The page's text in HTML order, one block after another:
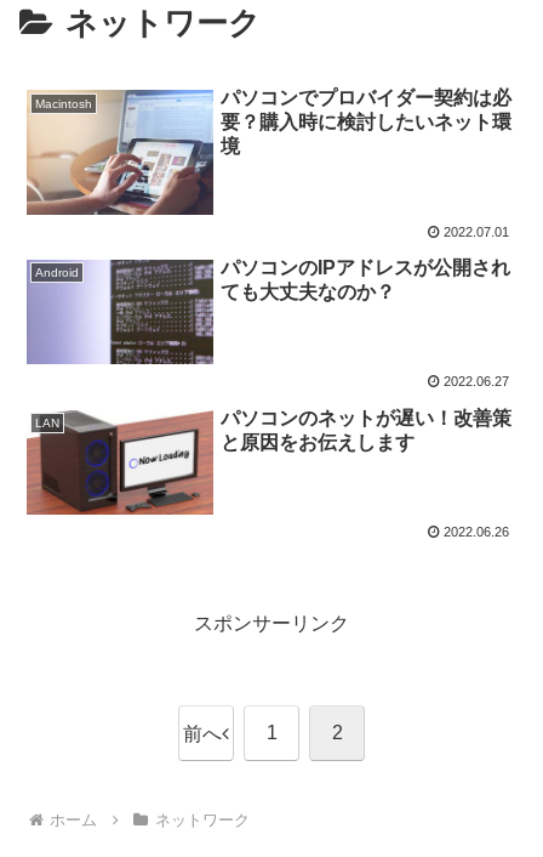
ネットワーク
Macintosh
パソコンでプロバイダー契約は必
要？購入時に検討したいネット環
境
2022.07.01
Android
パソコンのIPアドレスが公開され
ても大丈夫なのか？
2022.06.27
LAN
パソコンのネットが遅い！改善策
と原因をお伝えします
2022.06.26
スポンサーリンク
前へ 1 2
ホーム ネットワーク